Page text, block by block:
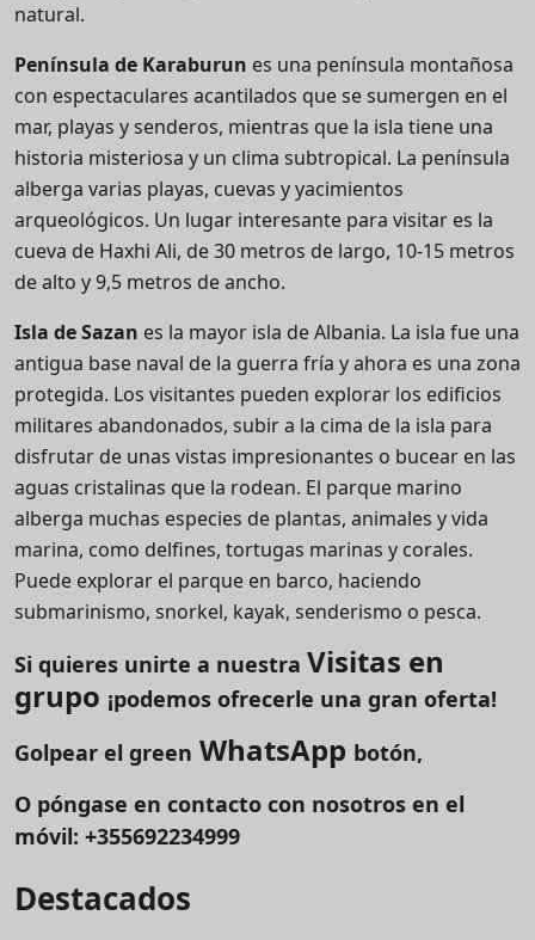
natural.
Península de Karaburun es una península montañosa
con espectaculares acantilados que se sumergen en el
mar, playas y senderos, mientras que la isla tiene una
historia misteriosa y un clima subtropical. La península
alberga varias playas, cuevas y yacimientos
arqueológicos. Un lugar interesante para visitar es la
cueva de Haxhi Ali, de 30 metros de largo, 10-15 metros
de alto y 9,5 metros de ancho.
Isla de Sazan es la mayor isla de Albania. La isla fue una
antigua base naval de la guerra fría y ahora es una zona
protegida. Los visitantes pueden explorar los edificios
militares abandonados, subir a la cima de la isla para
disfrutar de unas vistas impresionantes o bucear en las
aguas cristalinas que la rodean. El parque marino
alberga muchas especies de plantas, animales y vida
marina, como delfines, tortugas marinas y corales.
Puede explorar el parque en barco, haciendo
submarinismo, snorkel, kayak, senderismo o pesca.
Si quieres unirte a nuestra Visitas en
grupo ¡podemos ofrecerle una gran oferta!
Golpear el green WhatsApp botón,
O póngase en contacto con nosotros en el
móvil: +355692234999
Destacados